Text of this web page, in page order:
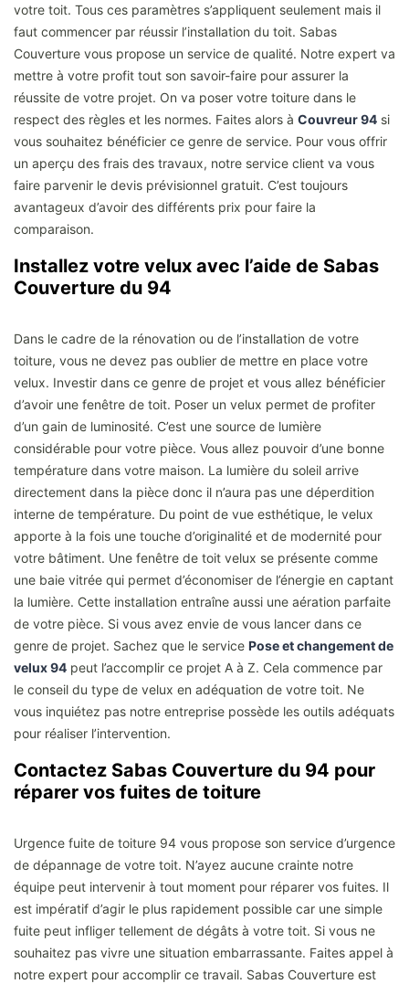
votre toit. Tous ces paramètres s’appliquent seulement mais il
faut commencer par réussir l’installation du toit. Sabas
Couverture vous propose un service de qualité. Notre expert va
mettre à votre profit tout son savoir-faire pour assurer la
réussite de votre projet. On va poser votre toiture dans le
respect des règles et les normes. Faites alors à Couvreur 94 si
vous souhaitez bénéficier ce genre de service. Pour vous offrir
un aperçu des frais des travaux, notre service client va vous
faire parvenir le devis prévisionnel gratuit. C’est toujours
avantageux d’avoir des différents prix pour faire la
comparaison.
Installez votre velux avec l’aide de Sabas
Couverture du 94
Dans le cadre de la rénovation ou de l’installation de votre
toiture, vous ne devez pas oublier de mettre en place votre
velux. Investir dans ce genre de projet et vous allez bénéficier
d’avoir une fenêtre de toit. Poser un velux permet de profiter
d’un gain de luminosité. C’est une source de lumière
considérable pour votre pièce. Vous allez pouvoir d’une bonne
température dans votre maison. La lumière du soleil arrive
directement dans la pièce donc il n’aura pas une déperdition
interne de température. Du point de vue esthétique, le velux
apporte à la fois une touche d’originalité et de modernité pour
votre bâtiment. Une fenêtre de toit velux se présente comme
une baie vitrée qui permet d’économiser de l’énergie en captant
la lumière. Cette installation entraîne aussi une aération parfaite
de votre pièce. Si vous avez envie de vous lancer dans ce
genre de projet. Sachez que le service Pose et changement de
velux 94 peut l’accomplir ce projet A à Z. Cela commence par
le conseil du type de velux en adéquation de votre toit. Ne
vous inquiétez pas notre entreprise possède les outils adéquats
pour réaliser l’intervention.
Contactez Sabas Couverture du 94 pour
réparer vos fuites de toiture
Urgence fuite de toiture 94 vous propose son service d’urgence
de dépannage de votre toit. N’ayez aucune crainte notre
équipe peut intervenir à tout moment pour réparer vos fuites. Il
est impératif d’agir le plus rapidement possible car une simple
fuite peut infliger tellement de dégâts à votre toit. Si vous ne
souhaitez pas vivre une situation embarrassante. Faites appel à
notre expert pour accomplir ce travail. Sabas Couverture est